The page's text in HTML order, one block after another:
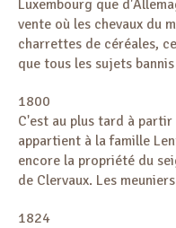
Luxembourg que
vente où les chevaux du
charrettes de céréales,
que tous les sujets
1800
C'est au plus tard à
appartient à la famille
encore la propriété du
de Clervaux. Les
1824